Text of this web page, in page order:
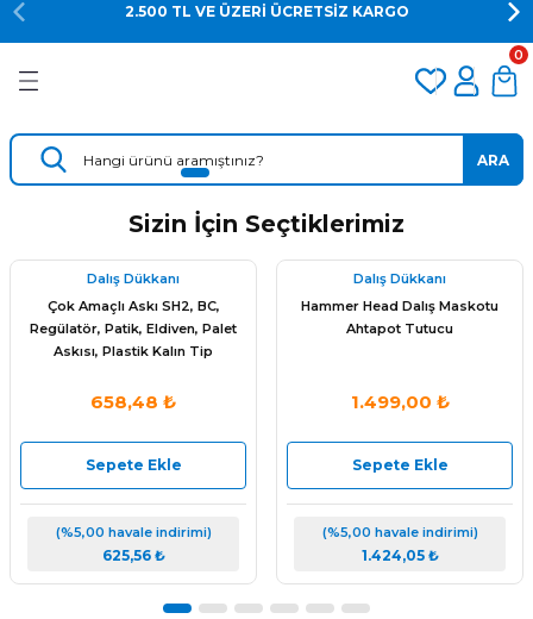
2.500 TL VE ÜZERİ ÜCRETSİZ KARGO
Dalış Regülatörü
Dalış Konsolu
ARA
0
Sizin İçin Seçtiklerimiz
Dalış Dükkanı
Çok Amaçlı Askı SH2, BC,
Regülatör, Patik, Eldiven, Palet
Askısı, Plastik Kalın Tip
658,48 ₺
Sepete Ekle
(%5,00 havale indirimi)
625,56 ₺
Dalış Dükkanı
Hammer Head Dalış Maskotu
Ahtapot Tutucu
1.499,00 ₺
Sepete Ekle
(%5,00 havale indirimi)
1.424,05 ₺